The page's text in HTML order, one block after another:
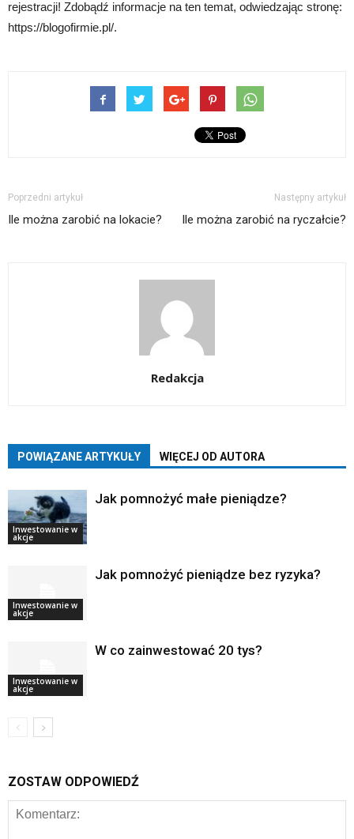
rejestracji! Zdobądź informacje na ten temat, odwiedzając stronę:
https://blogofirmie.pl/.
Poprzedni artykuł
Ile można zarobić na lokacie?
Następny artykuł
Ile można zarobić na ryczałcie?
Redakcja
POWIĄZANE ARTYKUŁY WIĘCEJ OD AUTORA
Inwestowanie w
akcje
Jak pomnożyć małe pieniądze?
Inwestowanie w
akcje
Jak pomnożyć pieniądze bez ryzyka?
Inwestowanie w
akcje
W co zainwestować 20 tys?
ZOSTAW ODPOWIEDŹ